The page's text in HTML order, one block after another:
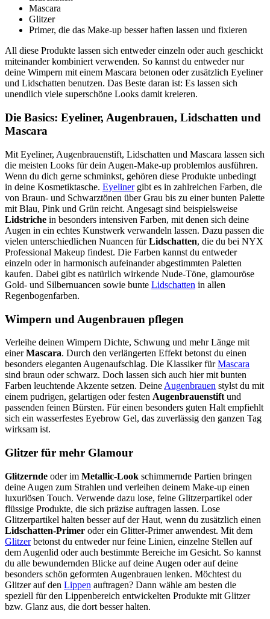
Mascara
Glitzer
Primer, die das Make-up besser haften lassen und fixieren
All diese Produkte lassen sich entweder einzeln oder auch geschickt
miteinander kombiniert verwenden. So kannst du entweder nur
deine Wimpern mit einem Mascara betonen oder zusätzlich Eyeliner
und Lidschatten benutzen. Das Beste daran ist: Es lassen sich
unendlich viele superschöne Looks damit kreieren.
Die Basics: Eyeliner, Augenbrauen, Lidschatten und
Mascara
Mit Eyeliner, Augenbrauenstift, Lidschatten und Mascara lassen sich
die meisten Looks für dein Augen-Make-up problemlos ausführen.
Wenn du dich gerne schminkst, gehören diese Produkte unbedingt
in deine Kosmetiktasche. Eyelinergibt es in zahlreichen Farben, die
von Braun- und Schwarztönen über Grau bis zu einer bunten Palette
mit Blau, Pink und Grün reicht. Angesagt sind beispielsweise
Lidstriche in besonders intensiven Farben, mit denen sich deine
Augen in ein echtes Kunstwerk verwandeln lassen. Dazu passen die
vielen unterschiedlichen Nuancen fürLidschatten, die du bei NYX
Professional Makeup findest. Die Farben kannst du entweder
einzeln oder in harmonisch aufeinander abgestimmten Paletten
kaufen. Dabei gibt es natürlich wirkende Nude-Töne, glamouröse
Gold- und Silbernuancen sowie bunte Lidschatten in allen
Regenbogenfarben.
Wimpern und Augenbrauen pflegen
Verleihe deinen Wimpern Dichte, Schwung und mehr Länge mit
einerMascara. Durch den verlängerten Effekt betonst du einen
besonders eleganten Augenaufschlag. Die Klassiker fürMascara
sind braun oder schwarz. Doch lassen sich auch hier mit bunten
Farben leuchtende Akzente setzen. Deine Augenbrauen stylst du mit
einem pudrigen, gelartigen oder festen Augenbrauenstift und
passenden feinen Bürsten. Für einen besonders guten Halt empfiehlt
sich ein wasserfestes Eyebrow Gel, das zuverlässig den ganzen Tag
wirksam ist.
Glitzer für mehr Glamour
Glitzernde oder im Metallic-Look schimmernde Partien bringen
deine Augen zum Strahlen und verleihen deinem Make-up einen
luxuriösen Touch. Verwende dazu lose, feine Glitzerpartikel oder
flüssige Produkte, die sich präzise auftragen lassen. Lose
Glitzerpartikel halten besser auf der Haut, wenn du zusätzlich einen
Lidschatten-Primer oder ein Glitter-Primer anwendest. Mit dem
Glitzerbetonst du entweder nur feine Linien, einzelne Stellen auf
dem Augenlid oder auch bestimmte Bereiche im Gesicht. So kannst
du alle bewundernden Blicke auf deine Augen oder auf deine
besonders schön geformten Augenbrauen lenken. Möchtest du
Glitzer auf den Lippen auftragen? Dann wähle am besten die
speziell für den Lippenbereich entwickelten Produkte mit Glitzer
bzw. Glanz aus, die dort besser halten.